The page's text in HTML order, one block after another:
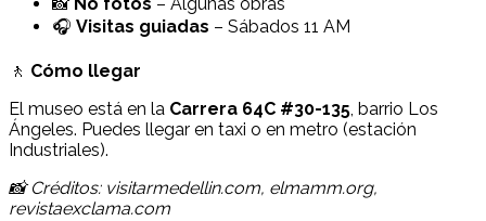
📸 No fotos – Algunas obras
🎧 Visitas guiadas – Sábados 11 AM
🚶 Cómo llegar
El museo está en la Carrera 64C #30-135, barrio Los
Ángeles. Puedes llegar en taxi o en metro (estación
Industriales).
📸 Créditos: visitarmedellin.com, elmamm.org,
revistaexclama.com